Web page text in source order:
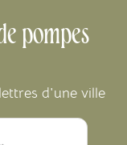
pompes
d'une ville